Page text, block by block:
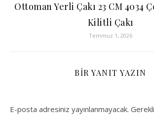
Ottoman Yerli Çakı 23 CM 4034
Kilitli Çakı
Temmuz 1, 2026
BIR YANIT YAZIN
E-posta adresiniz yayınlanmayacak.